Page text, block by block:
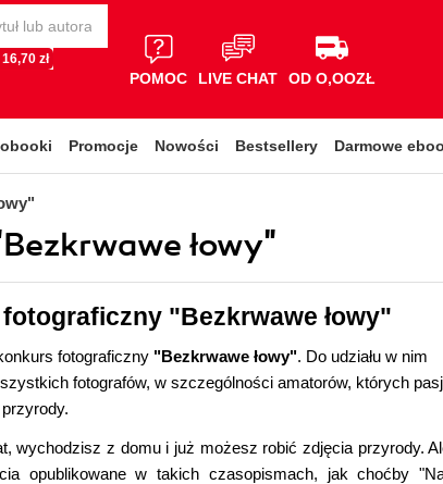
zł
POMOC LIVE CHAT OD O,OOZŁ
Promocje Nowości Bestsellery Darmowe
łowy"
"Bezkrwawe łowy"
fotograficzny "Bezkrwawe łowy". Do udziału w nim
fotografów, w szczególności amatorów, których
wychodzisz z domu i już możesz robić zdjęcia przyrody.
opublikowane w takich czasopismach, jak choćby